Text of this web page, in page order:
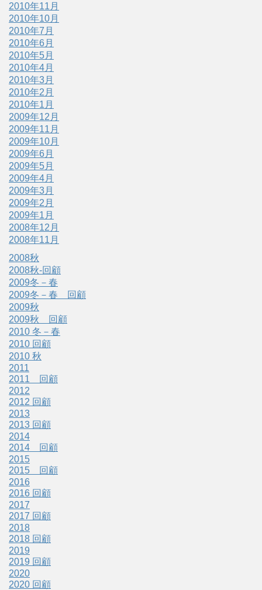
2010年11月
2010年10月
2010年7月
2010年6月
2010年5月
2010年4月
2010年3月
2010年2月
2010年1月
2009年12月
2009年11月
2009年10月
2009年6月
2009年5月
2009年4月
2009年3月
2009年2月
2009年1月
2008年12月
2008年11月
2008秋
2008秋-回顧
2009冬－春
2009冬－春 回顧
2009秋
2009秋 回顧
2010 冬－春
2010 回顧
2010 秋
2011
2011 回顧
2012
2012 回顧
2013
2013 回顧
2014
2014 回顧
2015
2015 回顧
2016
2016 回顧
2017
2017 回顧
2018
2018 回顧
2019
2019 回顧
2020
2020 回顧